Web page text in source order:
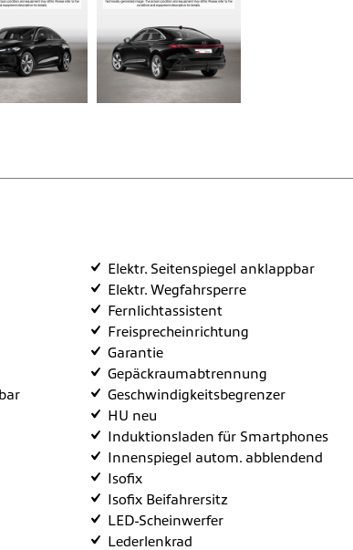
Elektr. Seitenspiegel anklappbar
Elektr. Wegfahrsperre
Fernlichtassistent
Freisprecheinrichtung
Garantie
Gepäckraumabtrennung
Geschwindigkeitsbegrenzer
HU neu
Induktionsladen für Smartphones
Innenspiegel autom. abblendend
Isofix
Isofix Beifahrersitz
LED-Scheinwerfer
Lederlenkrad